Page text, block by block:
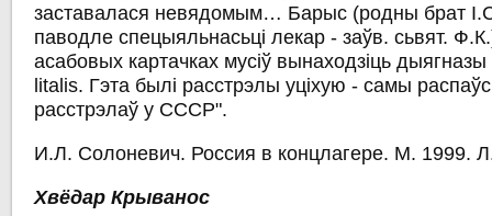
заставалася невядомым… Барыс (родны брат
паводле спецыяльнасьці лекар - заўв. сьвят.
асабовых картачках мусіў вынаходзіць дыягназы
litalis. Гэта былі расстрэлы уціхую - самы
расстрэлаў у СССР".
И.Л. Солоневич. Россия в концлагере. М. 1999.
Хвёдар Крыванос